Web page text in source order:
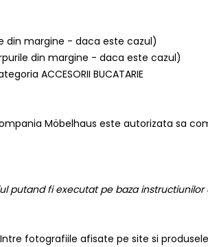
din margine - daca este cazul)
din margine - daca este cazul)
ACCESORII BUCATARIE
Möbelhaus este autorizata sa
putand fi executat pe baza
fotografiile afisate pe site si